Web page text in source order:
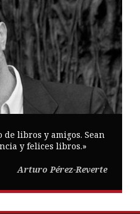
libros y amigos. Sean
y felices libros.»
Arturo Pérez-Reverte